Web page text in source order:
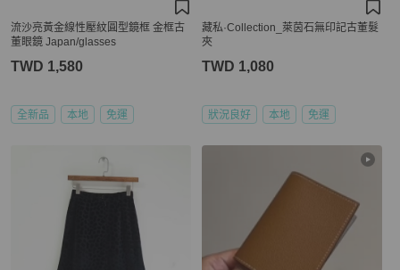
流沙亮黃金線性壓紋圓型鏡框 金框古
董眼鏡 Japan/glasses
TWD 1,580
全新品 本地 免運
藏私·Collection_萊茵石無印記古董髮
夾
TWD 1,080
狀況良好 本地 免運